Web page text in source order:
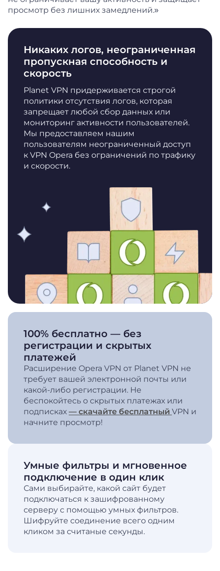
просмотр без лишних замедлений.»
Никаких логов, неограниченная
пропускная способность и
скорость
Planet VPN придерживается строгой
политики отсутствия логов, которая
запрещает любой сбор данных или
мониторинг активности пользователей.
Мы предоставляем нашим
пользователям неограниченный доступ
к VPN Opera без ограничений по трафику
и скорости.
100% бесплатно — без
регистрации и скрытых
платежей
Расширение Opera VPN от Planet VPN не
требует вашей электронной почты или
какой-либо регистрации. Не
беспокойтесь о скрытых платежах или
подписках — скачайте бесплатный VPN и
начните просмотр!
Умные фильтры и мгновенное
подключение в один клик
Сами выбирайте, какой сайт будет
подключаться к зашифрованному
серверу с помощью умных фильтров.
Шифруйте соединение всего одним
кликом за считаные секунды.